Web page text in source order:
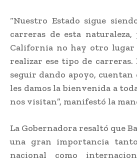
“Nuestro Estado sigue
carreras de esta naturaleza,
California no hay otro lugar
realizar ese tipo de
seguir dando apoyo, cuentan
les damos la bienvenida a
nos visitan”, manifestó la
La Gobernadora resaltó que
una gran importancia
nacional como